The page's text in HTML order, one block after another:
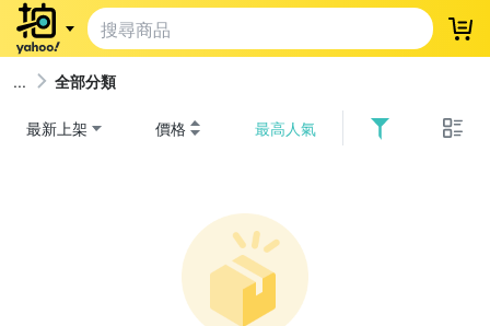
登
全部分類
最新上架 價格 最高人氣